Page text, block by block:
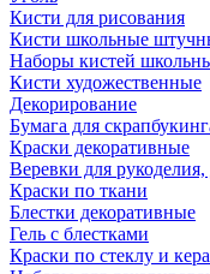
Кисти для рисования
Кисти школьные
Наборы кистей
Кисти художественные
Декорирование
Бумага для
Краски декоративные
Веревки для рукоделия,
Краски по ткани
Блестки декоративные
Гель с блестками
Краски по стеклу и